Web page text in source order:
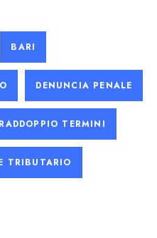
BARI
DENUNCIA PENALE
RADDOPPIO TERMINI
TRIBUTARIO